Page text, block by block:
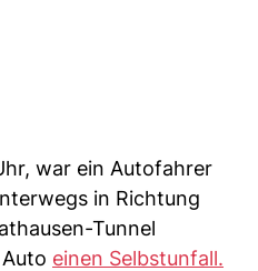
war ein Autofahrer
in Richtung
Tunnel
einen Selbstunfall.